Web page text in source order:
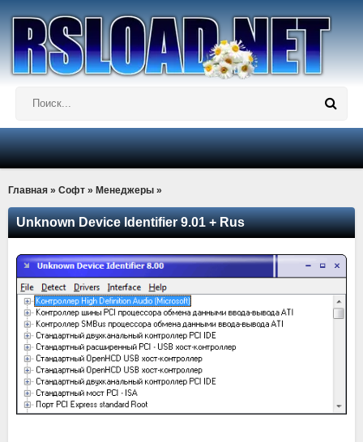
Главная » Софт » Менеджеры »
Unknown Device Identifier 9.01 + Rus